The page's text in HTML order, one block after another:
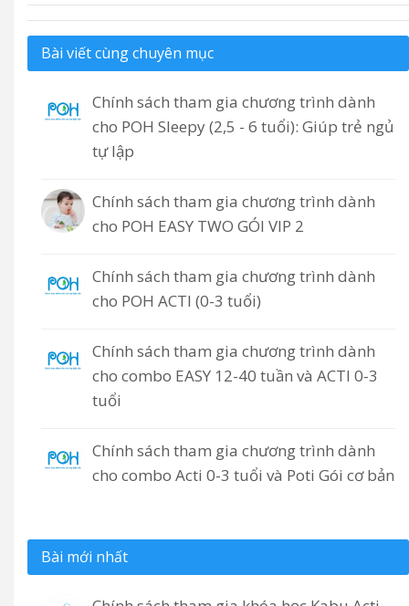
Bài viết cùng chuyên mục
Chính sách tham gia chương trình dành
cho POH Sleepy (2,5 - 6 tuổi): Giúp trẻ ngủ
tự lập
Chính sách tham gia chương trình dành
cho POH EASY TWO GÓI VIP 2
Chính sách tham gia chương trình dành
cho POH ACTI (0-3 tuổi)
Chính sách tham gia chương trình dành
cho combo EASY 12-40 tuần và ACTI 0-3
tuổi
Chính sách tham gia chương trình dành
cho combo Acti 0-3 tuổi và Poti Gói cơ bản
Bài mới nhất